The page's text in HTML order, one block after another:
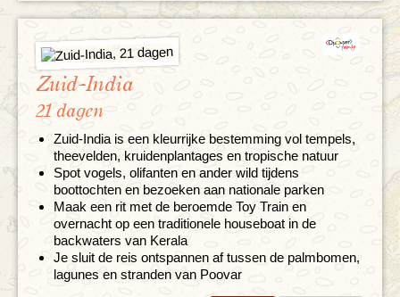
Zuid-India
21 dagen
Zuid-India is een kleurrijke bestemming vol tempels,
theevelden, kruidenplantages en tropische natuur
Spot vogels, olifanten en ander wild tijdens
boottochten en bezoeken aan nationale parken
Maak een rit met de beroemde Toy Train en
overnacht op een traditionele houseboat in de
backwaters van Kerala
Je sluit de reis ontspannen af tussen de palmbomen,
lagunes en stranden van Poovar